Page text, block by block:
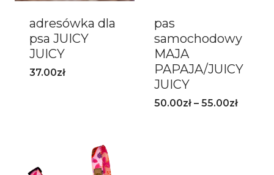
adresówka dla
psa JUICY
JUICY
37.00zł
pas
samochodowy
MAJA
PAPAJA/JUICY
JUICY
50.00zł – 55.00zł